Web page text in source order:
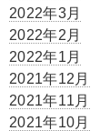
2022年3月
2022年2月
2022年1月
2021年12月
2021年11月
2021年10月